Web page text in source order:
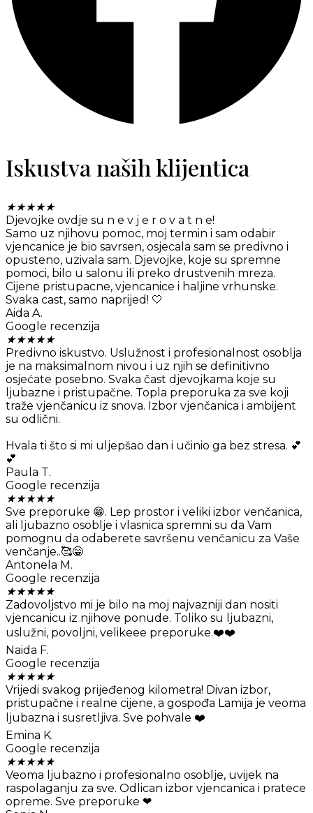
Iskustva naših klijentica
★★★★★
Djevojke ovdje su n e v j e r o v a t n e!
Samo uz njihovu pomoc, moj termin i sam odabir
vjencanice je bio savrsen, osjecala sam se predivno i
opusteno, uzivala sam. Djevojke, koje su spremne
pomoci, bilo u salonu ili preko drustvenih mreza.
Cijene pristupacne, vjencanice i haljine vrhunske.
Svaka cast, samo naprijed! 🤍
Aida A.
Google recenzija
★★★★★
Predivno iskustvo. Uslužnost i profesionalnost osoblja
je na maksimalnom nivou i uz njih se definitivno
osjećate posebno. Svaka čast djevojkama koje su
ljubazne i pristupačne. Topla preporuka za sve koji
traže vjenčanicu iz snova. Izbor vjenčanica i ambijent
su odlični.
Hvala ti što si mi uljepšao dan i učinio ga bez stresa. 💕
💕
Paula T.
Google recenzija
★★★★★
Sve preporuke 😁. Lep prostor i veliki izbor venčanica,
ali ljubazno osoblje i vlasnica spremni su da Vam
pomognu da odaberete savršenu venčanicu za Vaše
venčanje..🥰😁
Antonela M.
Google recenzija
★★★★★
Zadovoljstvo mi je bilo na moj najvazniji dan nositi
vjencanicu iz njihove ponude. Toliko su ljubazni,
uslužni, povoljni, velikeee preporuke.❤️❤️
Naida F.
Google recenzija
★★★★★
Vrijedi svakog prijeđenog kilometra! Divan izbor,
pristupačne i realne cijene, a gospođa Lamija je veoma
ljubazna i susretljiva. Sve pohvale ❤️
Emina K.
Google recenzija
★★★★★
Veoma ljubazno i profesionalno osoblje, uvijek na
raspolaganju za sve. Odlican izbor vjencanica i pratece
opreme. Sve preporuke ❤